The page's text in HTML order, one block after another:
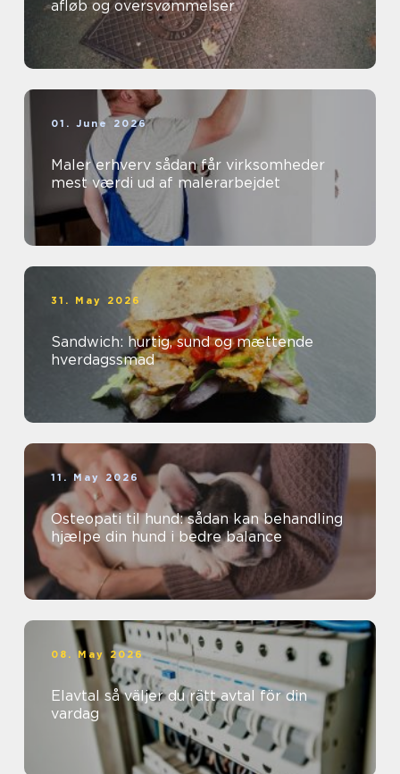
afløb og oversvømmelser
01. June 2026
Maler erhverv sådan får virksomheder
mest værdi ud af malerarbejdet
31. May 2026
Sandwich: hurtig, sund og mættende
hverdagssmad
11. May 2026
Osteopati til hund: sådan kan behandling
hjælpe din hund i bedre balance
08. May 2026
Elavtal så väljer du rätt avtal för din
vardag